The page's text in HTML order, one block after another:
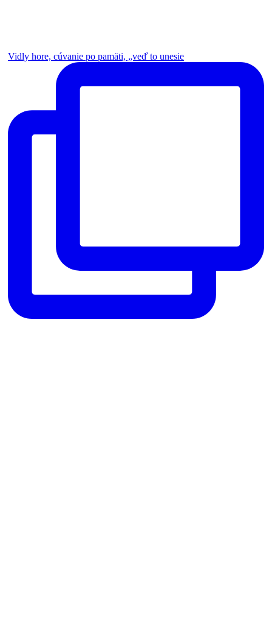
Vidly hore, cúvanie po pamäti, „veď to unesie